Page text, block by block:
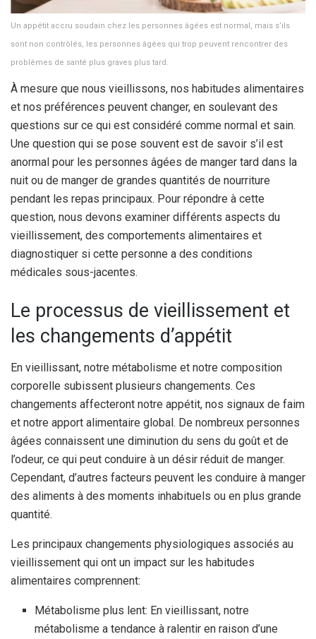
Un appétit accru soudain chez les personnes âgées est normal, mais s’ils
sont non contrôlés, les personnes âgées qui trop peuvent rencontrer des
problèmes de santé plus graves plus tard.
À mesure que nous vieillissons, nos habitudes alimentaires
et nos préférences peuvent changer, en soulevant des
questions sur ce qui est considéré comme normal et sain.
Une question qui se pose souvent est de savoir s’il est
anormal pour les personnes âgées de manger tard dans la
nuit ou de manger de grandes quantités de nourriture
pendant les repas principaux. Pour répondre à cette
question, nous devons examiner différents aspects du
vieillissement, des comportements alimentaires et
diagnostiquer si cette personne a des conditions
médicales sous-jacentes.
Le processus de vieillissement et
les changements d’appétit
En vieillissant, notre métabolisme et notre composition
corporelle subissent plusieurs changements. Ces
changements affecteront notre appétit, nos signaux de faim
et notre apport alimentaire global. De nombreux personnes
âgées connaissent une diminution du sens du goût et de
l’odeur, ce qui peut conduire à un désir réduit de manger.
Cependant, d’autres facteurs peuvent les conduire à manger
des aliments à des moments inhabituels ou en plus grande
quantité.
Les principaux changements physiologiques associés au
vieillissement qui ont un impact sur les habitudes
alimentaires comprennent:
Métabolisme plus lent: En vieillissant, notre
métabolisme a tendance à ralentir en raison d’une